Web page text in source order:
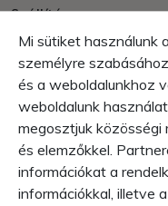
Szállítás
Nettó 70.000 Ft felett -
Fizetés
Számla, Utánvét
Garancia
10 napos visszaküldés
1 év gyártási garancia
Mi sütiket használunk
személyre
és a weboldalunkhoz
weboldalunk
megosztjuk közösségi
és elemzőkkel.
információkat a
információkkal, illetve